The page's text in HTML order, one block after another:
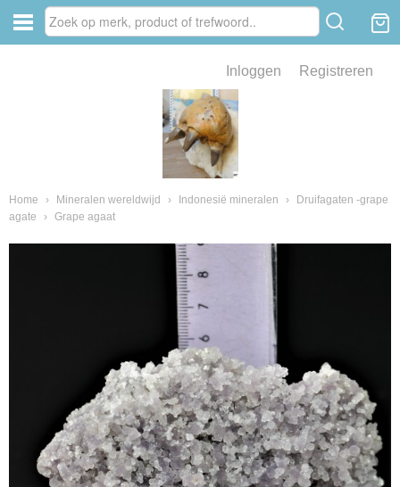
Inloggen Registreren
Home › Mineralen wereldwijd › Indonesië mineralen ›
Druifagaten -grape
agate
› Grape agaat
van fossielen en mineralen